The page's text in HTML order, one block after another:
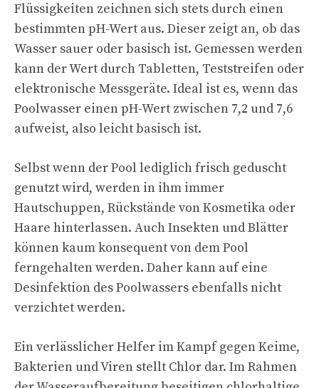
Flüssigkeiten zeichnen sich stets durch einen
bestimmten pH-Wert aus. Dieser zeigt an, ob das
Wasser sauer oder basisch ist. Gemessen werden
kann der Wert durch Tabletten, Teststreifen oder
elektronische Messgeräte. Ideal ist es, wenn das
Poolwasser einen pH-Wert zwischen 7,2 und 7,6
aufweist, also leicht basisch ist.
Selbst wenn der Pool lediglich frisch geduscht
genutzt wird, werden in ihm immer
Hautschuppen, Rückstände von Kosmetika oder
Haare hinterlassen. Auch Insekten und Blätter
können kaum konsequent von dem Pool
ferngehalten werden. Daher kann auf eine
Desinfektion des Poolwassers ebenfalls nicht
verzichtet werden.
Ein verlässlicher Helfer im Kampf gegen Keime,
Bakterien und Viren stellt Chlor dar. Im Rahmen